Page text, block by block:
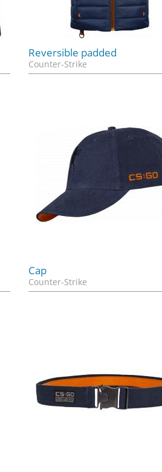
Reversible padded
Counter-Strike
Cap
Counter-Strike